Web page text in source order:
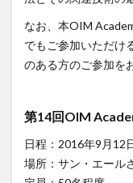
なお、本OIM
でもご参加いただけ
のある方のご参加を
第14回OIM
日程：2016年9月
場所：サン・エール